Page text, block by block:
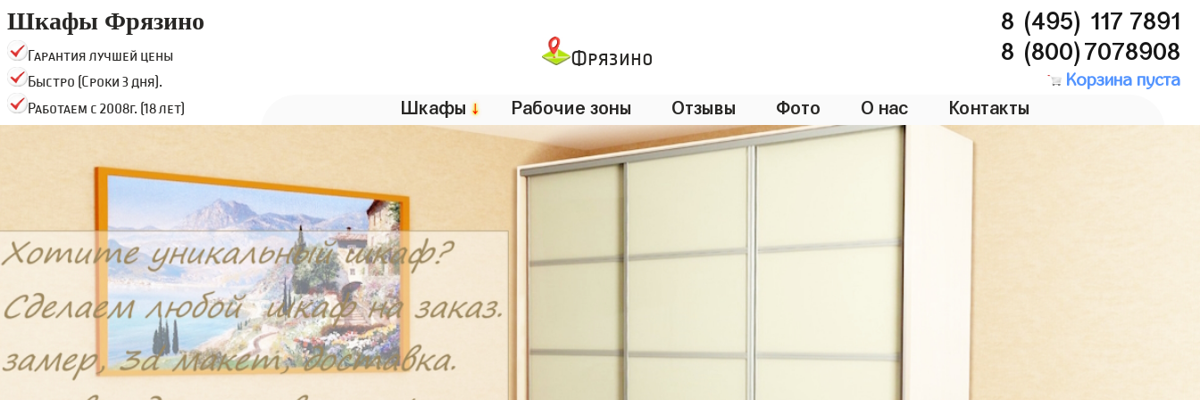
Шкафы Фрязино
Гарантия лучшей цены
Быстро (Сроки 3 дня).
Работаем с 2008г. (18 лет)
Фрязино
8 (495) 117 7891
8 (800)7078908
Корзина пуста
Шкафы ↓ Рабочие зоны Отзывы Фото О нас Контакты